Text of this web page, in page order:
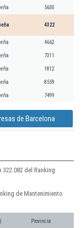
5630
4322
4662
7311
1812
8559
7499
de Barcelona
del Ranking
de Mantenimiento
Provincia